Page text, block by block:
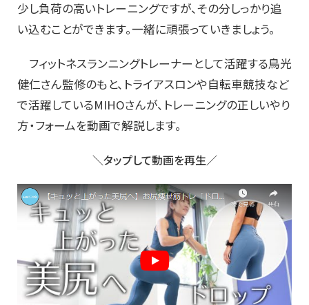
少し負荷の高いトレーニングですが、その分しっかり追
い込むことができます。一緒に頑張っていきましょう。
フィットネスランニングトレーナーとして活躍する鳥光
健仁さん監修のもと、トライアスロンや自転車競技など
で活躍しているMIHOさんが、トレーニングの正しいやり
方・フォームを動画で解説します。
＼タップして動画を再生／